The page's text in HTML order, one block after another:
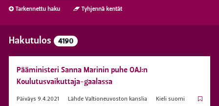
Tarkennettu haku Tyhjennä kentät
Hakutulos 4190
Pääministeri Sanna Marinin puhe OAJ:n
Koulutusvaikuttaja-gaalassa
Päiväys 9.4.2021 LähdeValtioneuvoston kanslia Kieli suomi